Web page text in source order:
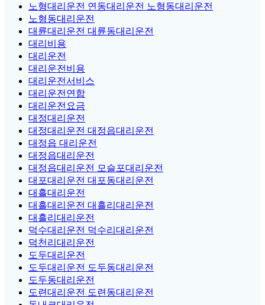
노형대리운전 연동대리운전 노형동대리운전
노형동대리운전
대륜대리운전 대륜동대리운전
대리비용
대리운전
대리운전비용
대리운전서비스
대리운전연합
대리운전요금
대정대리운전
대정대리운전 대정읍대리운전
대정읍 대리운전
대정읍대리운전
대정읍대리운전 모슬포대리운전
대포대리운전 대포동대리운전
대흘대리운전
대흘대리운전 대흘리대리운전
대흘리대리운전
덕수대리운전 덕수리대리운전
덕천리대리운전
도두대리운전
도두대리운전 도두동대리운전
도두동대리운전
도련대리운전 도련동대리운전